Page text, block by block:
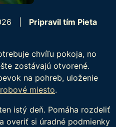
| Pripravil tím Pieta
chvíľu pokoja, no
zostávajú otvorené.
na pohreb, uloženie
miesto.
istý deň. Pomáha rozdeliť
overiť si úradné podmienky